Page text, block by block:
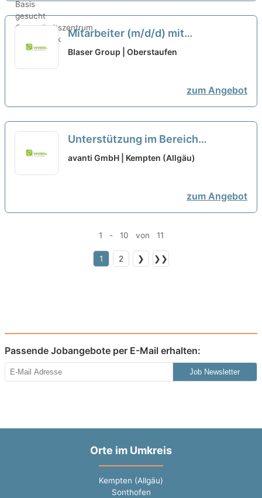
Mitarbeiter (m/d/d) mit
handwerklichem Geschick für
Blaser Group | Oberstaufen
zum Angebot
Unterstützung im Bereich
Marketing (m/w/d) als Minijob oder
avanti GmbH | Kempten (Allgäu)
zum Angebot
1 - 10 von 11
1 2 ❯ ❯❯
Passende Jobangebote per E-Mail erhalten:
Job Newsletter
Orte im Umkreis
Kempten (Allgäu)
Sonthofen